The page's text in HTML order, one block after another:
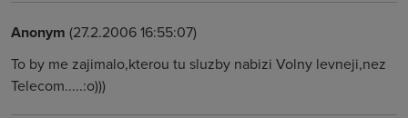
Anonym (27.2.2006 16:55:07)
To by me zajimalo,kterou tu sluzby nabizi Volny levneji,nez
Telecom.....:o)))